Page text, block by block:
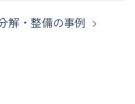
解・整備の事例